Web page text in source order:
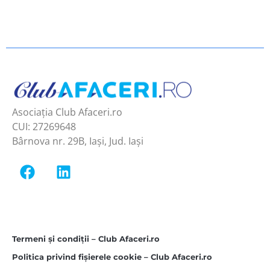
Asociația Club Afaceri.ro
CUI: 27269648
Bârnova nr. 29B, Iași, Jud. Iași
Termeni și condiții – Club Afaceri.ro
Politica privind fișierele cookie – Club Afaceri.ro